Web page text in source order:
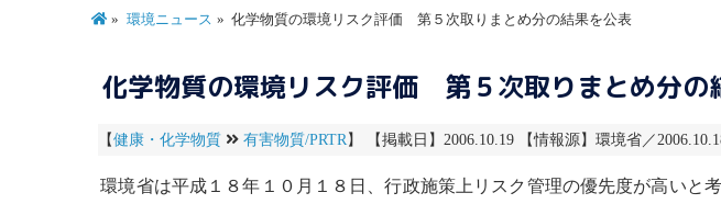
環境ニュース 化学物質の環境リスク評価 第５次取りまとめ分の結果を公表
化学物質の環境リスク評価 第５次取りまとめ分の
【健康・化学物質 有害物質/PRTR 】 【掲載日】2006.10.19 【情報源】環境省／
環境省は平成１８年１０月１８日、行政施策上 リスク管理の優先度が高いと